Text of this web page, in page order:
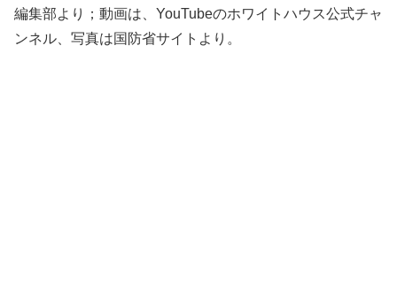
編集部より；動画は、YouTubeのホワイトハウス公式チャ
ンネル、写真は国防省サイトより。